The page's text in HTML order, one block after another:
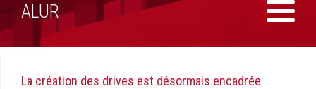
ALUR
La création des drives est désormais encadrée